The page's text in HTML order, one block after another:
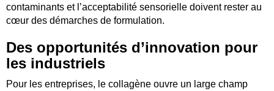
contaminants et l’acceptabilité sensorielle doivent rester au
cœur des démarches de formulation.
Des opportunités d’innovation pour
les industriels
Pour les entreprises, le collagène ouvre un large champ